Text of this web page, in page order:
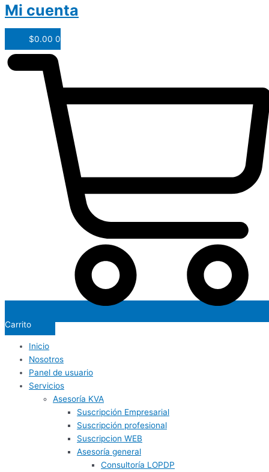
Mi cuenta
$0.00 0
Carrito
Inicio
Nosotros
Panel de usuario
Servicios
Asesoría KVA
Suscripción Empresarial
Suscripción profesional
Suscripcion WEB
Asesoría general
Consultoría LOPDP